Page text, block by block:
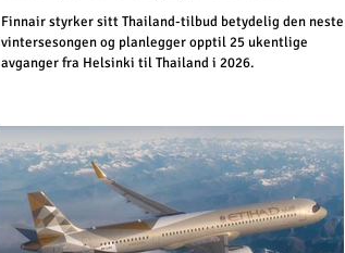
Finnair styrker sitt Thailand-tilbud betydelig den neste
vintersesongen og planlegger opptil 25 ukentlige
avganger fra Helsinki til Thailand i 2026.